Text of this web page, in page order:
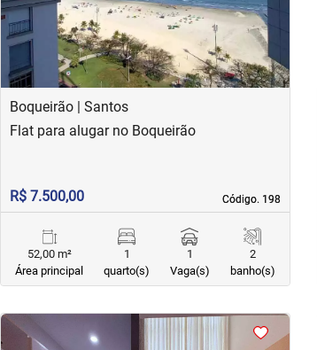
Boqueirão | Santos
Código. 198
Código. 198
Flat para alugar no Boqueirão
R$ 7.500,00
52,00 m²
Área principal
1
quarto(s)
1
Vaga(s)
2
banho(s)
<< <<